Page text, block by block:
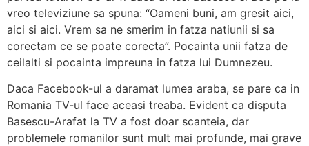
vreo televiziune sa spuna: “Oameni buni, am gresit aici,
aici si aici. Vrem sa ne smerim in fatza natiunii si sa
corectam ce se poate corecta”. Pocainta unii fatza de
ceilalti si pocainta impreuna in fatza lui Dumnezeu.
Daca Facebook-ul a daramat lumea araba, se pare ca in
Romania TV-ul face aceasi treaba. Evident ca disputa
Basescu-Arafat la TV a fost doar scanteia, dar
problemele romanilor sunt mult mai profunde, mai grave